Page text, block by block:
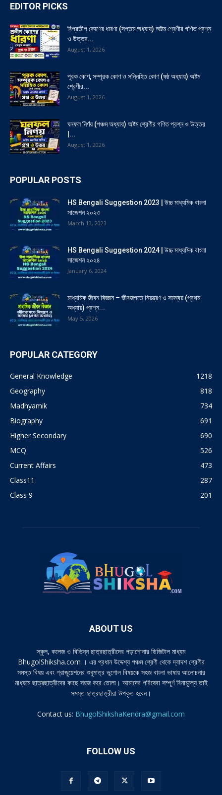
EDITOR PICKS
বিপ্রতীপ কোণের ধারণা (সপ্তম অধ্যায়) অষ্টম শ্রেণীর গণিত প্রশ্ন
ও উত্তর...
August 1, 2026
পূরক কোণ, সম্পূরক কোণ ও সন্নিহিত কোণ (ষষ্ঠ অধ্যায়) অষ্টম
শ্রেণীর...
August 1, 2026
ঘনফল নির্ণয় (পঞ্চম অধ্যায়) অষ্টম শ্রেণীর গণিত প্রশ্ন ও উত্তর
|...
August 1, 2026
POPULAR POSTS
HS Bengali Suggestion 2023 | উচ্চ মাধ্যমিক বাংলা
সাজেশন ২০২৩
March 13, 2023
HS Bengali Suggestion 2024 | উচ্চ মাধ্যমিক বাংলা
সাজেশন ২০২৪
January 6, 2024
মাধ্যমিক জীবন বিজ্ঞান – জীবজগতে নিয়ন্ত্রণ ও সমন্বয় (প্রথম
অধ্যায়) প্রশ্ন...
May 5, 2026
POPULAR CATEGORY
General Knowledge
1218
Geography
818
Madhyamik
734
Biography
691
Higher Secondary
690
MCQ
526
Current Affairs
473
Class11
287
Class 9
201
ABOUT US
স্কুল, কলেজ ও বিভিন্ন ছাত্রছাত্রীদের পড়াশোনার ডিজিটাল মাধ্যম
BhugolShiksha.com । এর প্রধান উদ্দেশ্য পঞ্চম শ্রেণী থেকে দ্বাদশ শ্রেণীর
সমস্ত বিষয় এবং গ্রাজুয়েশনের শুধুমাত্র ভূগোল বিষয়কে সহজ বাংলা ভাষায় আলোচনার
মাধ্যমে ছাত্রছাত্রীদের কাছে সহজ করে তোলা। আমাদের পরিষেবা সম্পূর্ণ বিনামূল্যে তাই
সমস্ত ছাত্রছাত্রীরা উপকৃত হবেন।
Contact us: BhugolShikshaKendra@gmail.com
FOLLOW US